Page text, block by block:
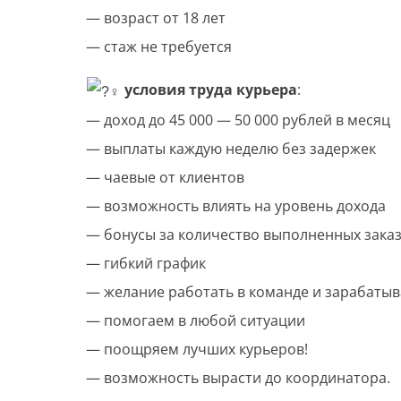
— возраст от 18 лет
— стаж не требуется
условия труда курьера:
— доход до 45 000 — 50 000 рублей в месяц
— выплаты каждую неделю без задержек
— чаевые от клиентов
— возможность влиять на уровень дохода
— бонусы за количество выполненных
— гибкий график
— желание работать в команде и
— помогаем в любой ситуации
— поощряем лучших курьеров!
— возможность вырасти до координатора.